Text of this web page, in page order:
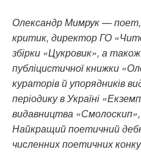
Олександр Мимрук —
критик, директор ГО
збірки «Цукровик», а
публіцистичної книжки
кураторів й упорядників
періодику в Україні
видавництва
Найкращий поетичний
численних поетичних